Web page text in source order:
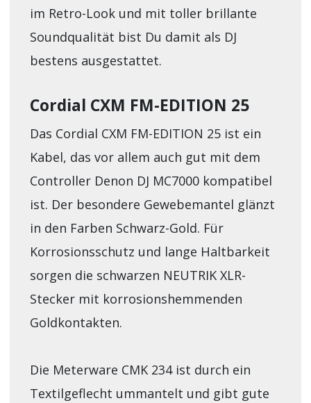
im Retro-Look und mit toller brillante
Soundqualität bist Du damit als DJ
bestens ausgestattet.
Cordial CXM FM-EDITION 25
Das Cordial CXM FM-EDITION 25 ist ein
Kabel, das vor allem auch gut mit dem
Controller Denon DJ MC7000 kompatibel
ist. Der besondere Gewebemantel glänzt
in den Farben Schwarz-Gold. Für
Korrosionsschutz und lange Haltbarkeit
sorgen die schwarzen NEUTRIK XLR-
Stecker mit korrosionshemmenden
Goldkontakten.
Die Meterware CMK 234 ist durch ein
Textilgeflecht ummantelt und gibt gute